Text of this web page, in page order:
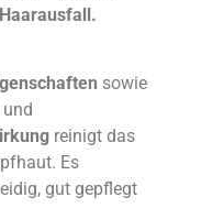
sowie
und
reinigt das
Es
gut gepflegt